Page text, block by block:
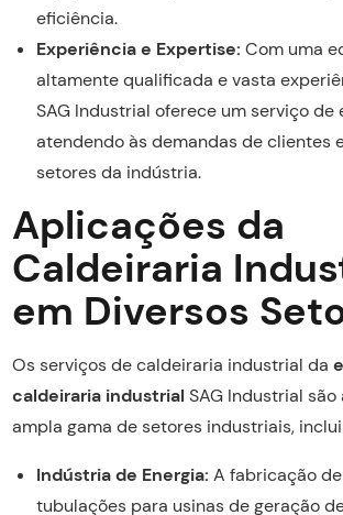
eficiência.
Experiência e Expertise: Com uma
altamente qualificada e vasta
SAG Industrial oferece um serviço de
atendendo às demandas de clientes
setores da indústria.
Aplicações da
Caldeiraria
em Diversos
Os serviços de caldeiraria industrial da
caldeiraria industrial SAG Industrial
ampla gama de setores industriais,
Indústria de Energia: A fabricação
tubulações para usinas de geração